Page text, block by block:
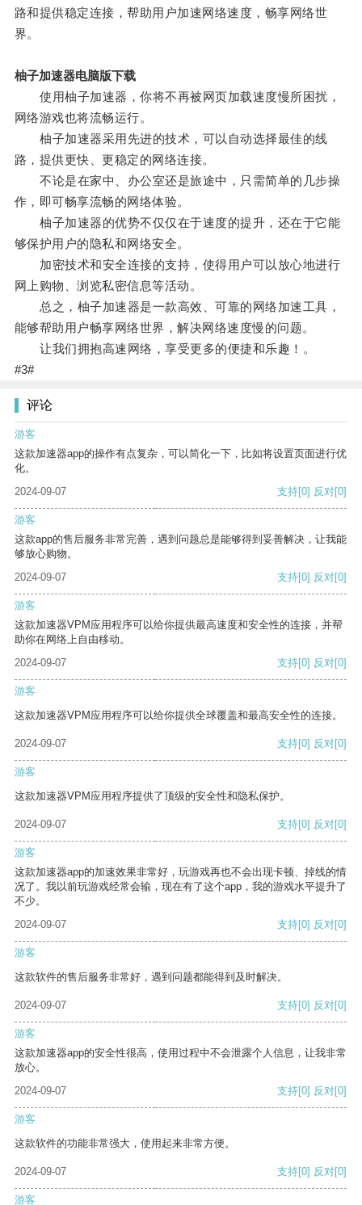
路和提供稳定连接，帮助用户加速网络速度，畅享网络世
界。
柚子加速器电脑版下载
使用柚子加速器，你将不再被网页加载速度慢所困扰，
网络游戏也将流畅运行。
柚子加速器采用先进的技术，可以自动选择最佳的线
路，提供更快、更稳定的网络连接。
不论是在家中、办公室还是旅途中，只需简单的几步操
作，即可畅享流畅的网络体验。
柚子加速器的优势不仅仅在于速度的提升，还在于它能
够保护用户的隐私和网络安全。
加密技术和安全连接的支持，使得用户可以放心地进行
网上购物、浏览私密信息等活动。
总之，柚子加速器是一款高效、可靠的网络加速工具，
能够帮助用户畅享网络世界，解决网络速度慢的问题。
让我们拥抱高速网络，享受更多的便捷和乐趣！。
#3#
评论
游客
这款加速器app的操作有点复杂，可以简化一下，比如将设置页面进行优
化。
2024-09-07
支持[0] 反对[0]
游客
这款app的售后服务非常完善，遇到问题总是能够得到妥善解决，让我能
够放心购物。
2024-09-07
支持[0] 反对[0]
游客
这款加速器VPM应用程序可以给你提供最高速度和安全性的连接，并帮
助你在网络上自由移动。
2024-09-07
支持[0] 反对[0]
游客
这款加速器VPM应用程序可以给你提供全球覆盖和最高安全性的连接。
2024-09-07 支持[0] 反对[0]
游客
这款加速器VPM应用程序提供了顶级的安全性和隐私保护。
2024-09-07 支持[0] 反对[0]
游客
这款加速器app的加速效果非常好，玩游戏再也不会出现卡顿、掉线的情
况了。我以前玩游戏经常会输，现在有了这个app，我的游戏水平提升了
不少。
2024-09-07
支持[0] 反对[0]
游客
这款软件的售后服务非常好，遇到问题都能得到及时解决。
2024-09-07 支持[0] 反对[0]
游客
这款加速器app的安全性很高，使用过程中不会泄露个人信息，让我非常
放心。
2024-09-07
支持[0] 反对[0]
游客
这款软件的功能非常强大，使用起来非常方便。
2024-09-07 支持[0] 反对[0]
游客